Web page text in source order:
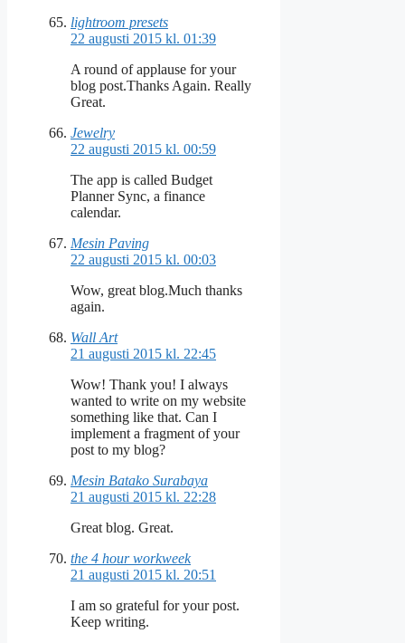
lightroom presets
22 augusti 2015 kl. 01:39
A round of applause for your
blog post.Thanks Again. Really
Great.
Jewelry
22 augusti 2015 kl. 00:59
The app is called Budget
Planner Sync, a finance
calendar.
Mesin Paving
22 augusti 2015 kl. 00:03
Wow, great blog.Much thanks
again.
Wall Art
21 augusti 2015 kl. 22:45
Wow! Thank you! I always
wanted to write on my website
something like that. Can I
implement a fragment of your
post to my blog?
Mesin Batako Surabaya
21 augusti 2015 kl. 22:28
Great blog. Great.
the 4 hour workweek
21 augusti 2015 kl. 20:51
I am so grateful for your post.
Keep writing.